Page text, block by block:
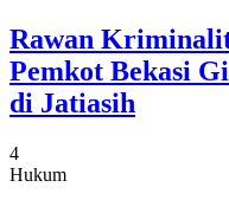
Rawan
Pemkot Bekasi
di Jatiasih
4
Hukum